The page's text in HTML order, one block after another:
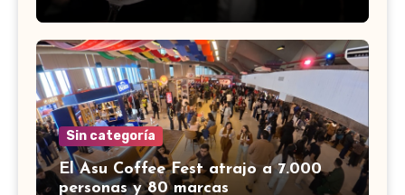
Sin categoría
El Asu Coffee Fest atrajo a 7.000
personas y 80 marcas